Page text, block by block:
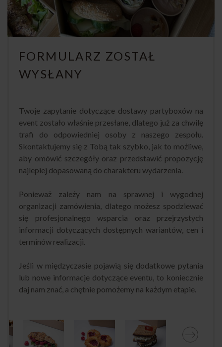
FORMULARZ ZOSTAŁ
WYSŁANY
Twoje zapytanie dotyczące dostawy partyboxów na
event zostało właśnie przesłane, dlatego już za chwilę
trafi do odpowiedniej osoby z naszego zespołu.
Skontaktujemy się z Tobą tak szybko, jak to możliwe,
aby omówić szczegóły oraz przedstawić propozycję
najlepiej dopasowaną do charakteru wydarzenia.
Ponieważ zależy nam na sprawnej i wygodnej
organizacji zamówienia, dlatego możesz spodziewać
się profesjonalnego wsparcia oraz przejrzystych
informacji dotyczących dostępnych wariantów, cen i
terminów realizacji.
Jeśli w międzyczasie pojawią się dodatkowe pytania
lub nowe informacje dotyczące eventu, to koniecznie
daj nam znać, a chętnie pomożemy na każdym etapie.